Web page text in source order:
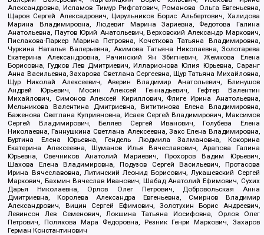
Александровна, Исламов Тимур Рифгатович, Романова Ольга Евгеньевна,
Щаров Сергей Алексадрович, Цирульников Борис Альбертович, Халидова
Марина Владимировна, Людевиг Марина Зариевна, Федотова Галина
Анатольевна, Паутов Юрий Анатольевич, Верховский Александр Маркович,
Пислакова-Паркер Марина Петровна, Кочеткова Татьяна Владимировна,
Чуркина Наталья Валерьевна, Акимова Татьяна Николаевна, Золотарева
Екатерина Александровна, Рачинский Ян Збигневич, Жемкова Елена
Борисовна, Гудков Лев Дмитриевич, Илларионова Юлия Юрьевна, Саранг
Анна Васильевна, Захарова Светлана Сергеевна, Щур Татьяна Михайловна,
Щур Николай Алексеевич, Аверин Владимир Анатольевич, Блинушов
Андрей Юрьевич, Мосин Алексей Геннадьевич, Гефтер Валентин
Михайлович, Симонов Алексей Кириллович, Флиге Ирина Анатольевна,
Мельникова Валентина Дмитриевна, Вититинова Елена Владимировна,
Баженова Светлана Куприяновна, Исаев Сергей Владимирович, Максимов
Сергей Владимирович, Беляев Сергей Иванович, Голубева Елена
Николаевна, Ганнушкина Светлана Алексеевна, Закс Елена Владимировна,
Буртина Елена Юрьевна, Гендель Людмила Залмановна, Кокорина
Екатерина Алексеевна, Шуманов Илья Вячеславович, Арапова Галина
Юрьевна, Свечников Анатолий Мариевич, Прохоров Вадим Юрьевич,
Шахова Елена Владимировна, Подузов Сергей Васильевич, Протасова
Ирина Вячеславовна, Литинский Леонид Борисович, Лукашевский Сергей
Маркович, Бахмин Вячеслав Иванович, Шабад Анатолий Ефимович, Сухих
Дарья Николаевна, Орлов Олег Петрович, Добровольская Анна
Дмитриевна, Королева Александра Евгеньевна, Смирнов Владимир
Александрович, Вицин Сергей Ефимович, Золотухин Борис Андреевич,
Левинсон Лев Семенович, Локшина Татьяна Иосифовна, Орлов Олег
Петрович, Полякова Мара Федоровна, Резник Генри Маркович, Захаров
Герман Константинович